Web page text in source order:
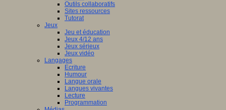
Outils collaboratifs
Sites ressources
Tutorat
Jeux
Jeu et éducation
Jeux 4/12 ans
Jeux sérieux
Jeux vidéo
Langages
Ecriture
Humour
Langue orale
Langues vivantes
Lecture
Programmation